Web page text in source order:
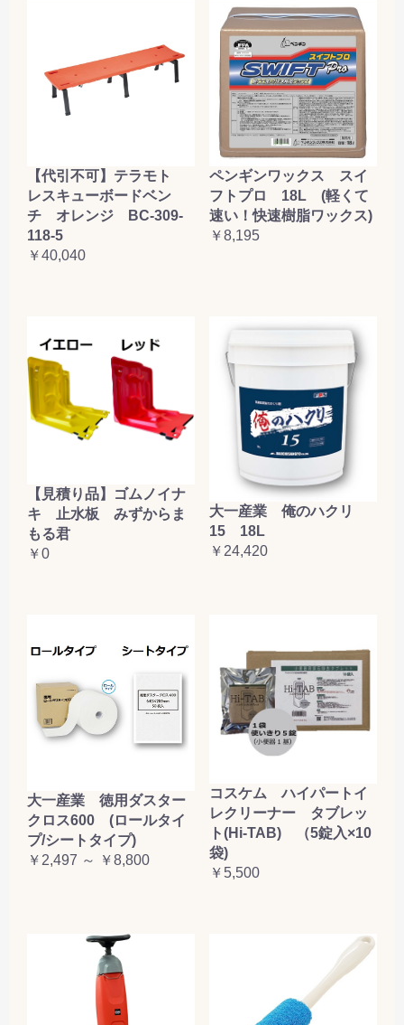
【代引不可】テラモト
レスキューボードベン
チ オレンジ BC-309-
118-5
￥40,040
ペンギンワックス スイ
フトプロ 18L (軽くて
速い！快速樹脂ワックス)
￥8,195
【見積り品】ゴムノイナ
キ 止水板 みずからま
もる君
￥0
大一産業 俺のハクリ
15 18L
￥24,420
大一産業 徳用ダスター
クロス600 (ロールタイ
プ/シートタイプ)
￥2,497 ～ ￥8,800
コスケム ハイパートイ
レクリーナー タブレッ
ト(Hi-TAB) （5錠入×10
袋)
￥5,500